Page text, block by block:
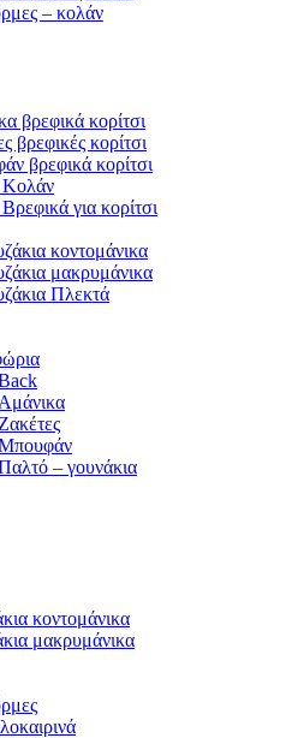
– κολάν
βρεφικά κορίτσι
βρεφικές κορίτσι
βρεφικά κορίτσι
Κολάν
για κορίτσι
κοντομάνικα
μακρυμάνικα
Πλεκτά
Αμάνικα
Ζακέτες
– γουνάκια
κοντομάνικα
μακρυμάνικα